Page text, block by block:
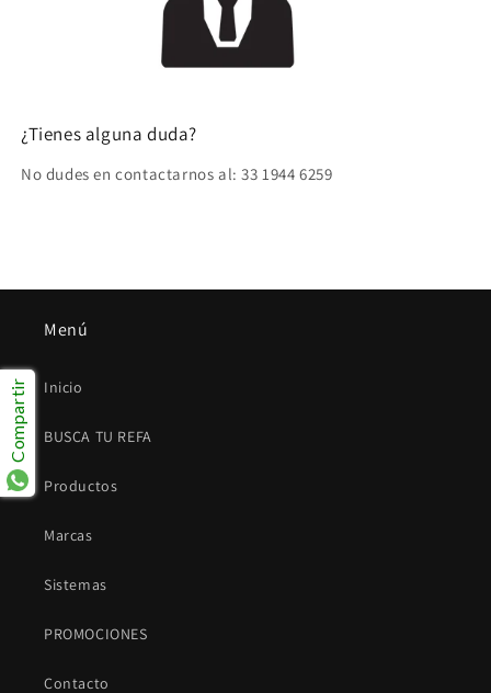
¿Tienes alguna duda?
No dudes en contactarnos al: 33 1944 6259
Menú
Inicio
BUSCA TU REFA
Productos
Marcas
Sistemas
PROMOCIONES
Contacto
Compartir